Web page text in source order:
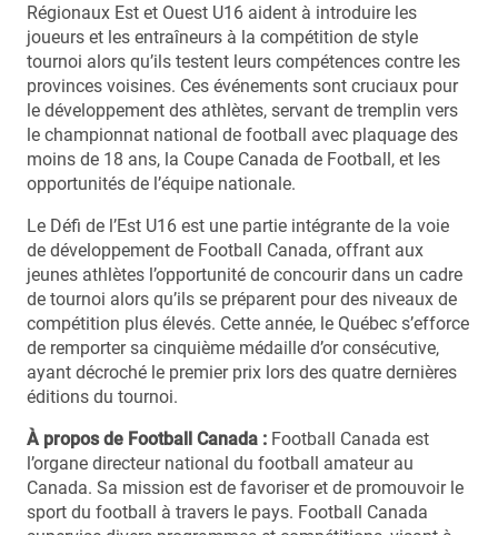
Régionaux Est et Ouest U16 aident à introduire les
joueurs et les entraîneurs à la compétition de style
tournoi alors qu’ils testent leurs compétences contre les
provinces voisines. Ces événements sont cruciaux pour
le développement des athlètes, servant de tremplin vers
le championnat national de football avec plaquage des
moins de 18 ans, la Coupe Canada de Football, et les
opportunités de l’équipe nationale.
Le Défi de l’Est U16 est une partie intégrante de la voie
de développement de Football Canada, offrant aux
jeunes athlètes l’opportunité de concourir dans un cadre
de tournoi alors qu’ils se préparent pour des niveaux de
compétition plus élevés. Cette année, le Québec s’efforce
de remporter sa cinquième médaille d’or consécutive,
ayant décroché le premier prix lors des quatre dernières
éditions du tournoi.
À propos de Football Canada : Football Canada est
l’organe directeur national du football amateur au
Canada. Sa mission est de favoriser et de promouvoir le
sport du football à travers le pays. Football Canada